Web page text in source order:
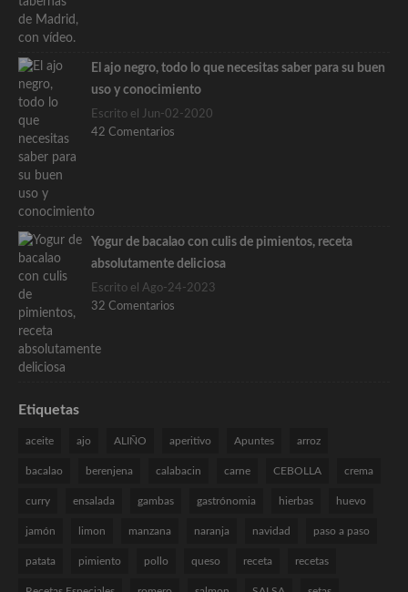
El ajo negro, todo lo que necesitas saber para su buen
uso y conocimiento
Escrito el Jun-02-2020
42 Comentarios
Yogur de bacalao con culis de pimientos, receta
absolutamente deliciosa
Escrito el Ago-24-2023
32 Comentarios
Etiquetas
aceite ajo ALIÑO aperitivo Apuntes arroz
bacalao berenjena calabacin carne CEBOLLA crema
curry ensalada gambas gastrónomia hierbas huevo
jamón limon manzana naranja navidad paso a paso
patata pimiento pollo queso receta recetas